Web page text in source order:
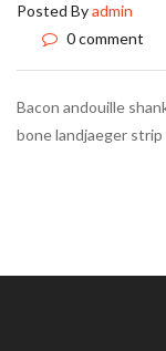
Posted Byadmin
0 comment
Bacon andouille
bone landjaeger strip